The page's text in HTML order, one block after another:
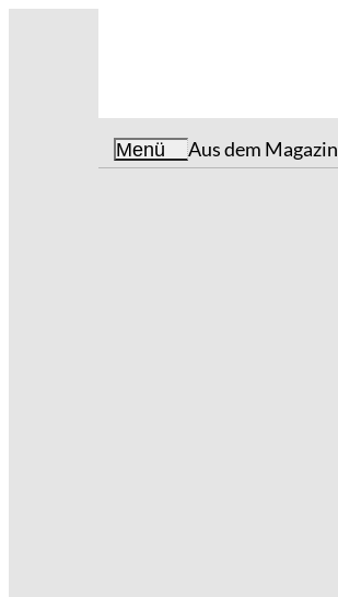
Menü Aus dem Magazin